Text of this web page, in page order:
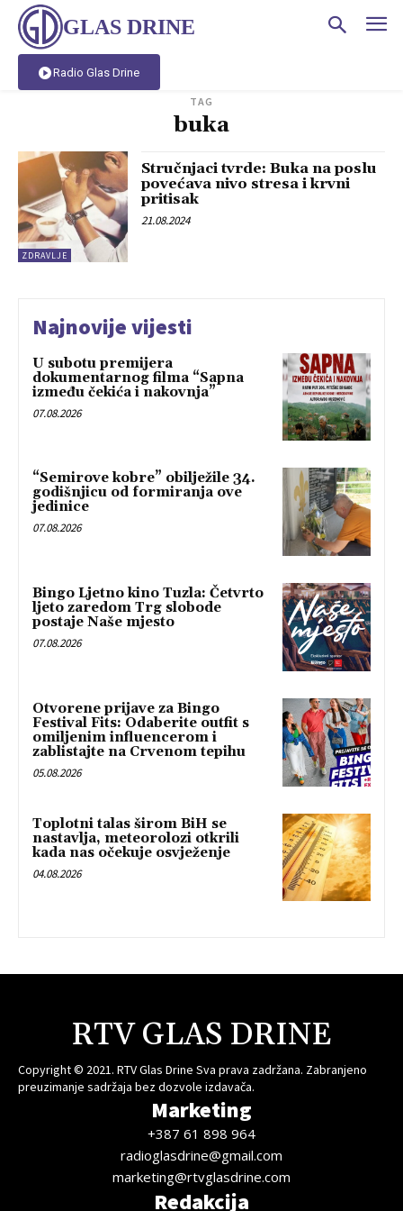
GLAS DRINE
Radio Glas Drine
TAG
buka
ZDRAVLJE
Stručnjaci tvrde: Buka na poslu
povećava nivo stresa i krvni
pritisak
21.08.2024
Najnovije vijesti
U subotu premijera
dokumentarnog filma “Sapna
između čekića i nakovnja”
07.08.2026
“Semirove kobre” obilježile 34.
godišnjicu od formiranja ove
jedinice
07.08.2026
Bingo Ljetno kino Tuzla: Četvrto
ljeto zaredom Trg slobode
postaje Naše mjesto
07.08.2026
Otvorene prijave za Bingo
Festival Fits: Odaberite outfit s
omiljenim influencerom i
zablistajte na Crvenom tepihu
05.08.2026
Toplotni talas širom BiH se
nastavlja, meteorolozi otkrili
kada nas očekuje osvježenje
04.08.2026
RTV GLAS DRINE
Copyright © 2021. RTV Glas Drine Sva prava zadržana. Zabranjeno
preuzimanje sadržaja bez dozvole izdavača.
Marketing
+387 61 898 964
radioglasdrine@gmail.com
marketing@rtvglasdrine.com
Redakcija